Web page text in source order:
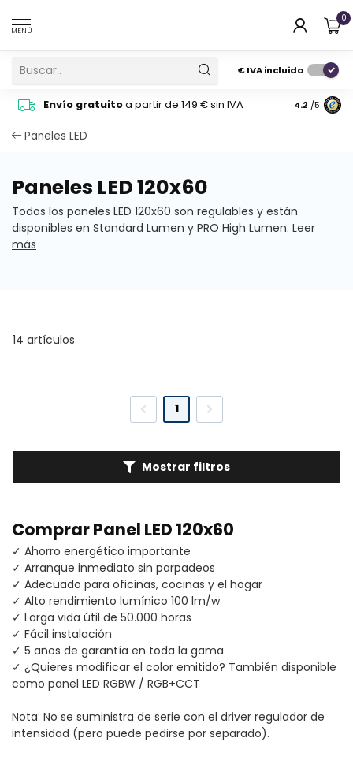
MENÚ
0
€IVA incluido
Envío gratuitoa partir de 149 € sin IVA Pide
4.2 /5
Paneles LED
Paneles LED 120x60
Todos los paneles LED 120x60 son regulables y están
disponibles en Standard Lumen y PRO High Lumen. Leer
más
14 artículos
1
Mostrar filtros
Comprar Panel LED 120x60
✓ Ahorro energético importante
✓ Arranque inmediato sin parpadeos
✓ Adecuado para oficinas, cocinas y el hogar
✓ Alto rendimiento lumínico 100 lm/w
✓ Larga vida útil de 50.000 horas
✓ Fácil instalación
✓ 5 años de garantía en toda la gama
✓ ¿Quieres modificar el color emitido? También disponible
como panel LED RGBW / RGB+CCT
Nota: No se suministra de serie con el driver regulador de
intensidad (pero puede pedirse por separado).